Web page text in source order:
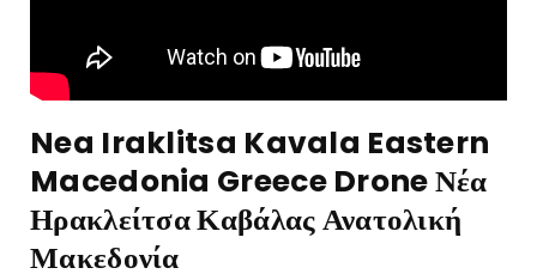
Nea Iraklitsa Kavala Eastern
Macedonia Greece Drone Νέα
Ηρακλείτσα Καβάλας Ανατολική
Μακεδονία